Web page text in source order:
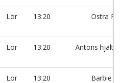
Lör 13:20 Östra
Lör 13:20 Antons
Lör 13:20 Barbie